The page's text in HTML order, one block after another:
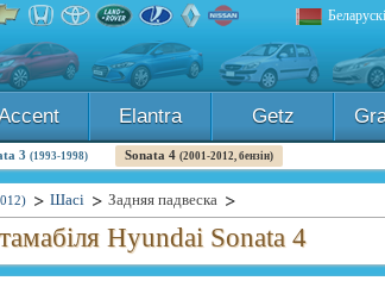
Беларускі
Elantra Getz
3 (1993-1998) Sonata 4 (2001-2012, бензін)
Шасі Задняя падвеска
Hyundai Sonata 4